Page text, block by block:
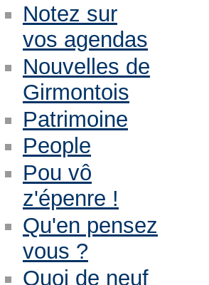
Notez sur
vos agendas
Nouvelles de
Girmontois
Patrimoine
People
Pou vô
z'épenre !
Qu'en pensez
vous ?
Quoi de neuf